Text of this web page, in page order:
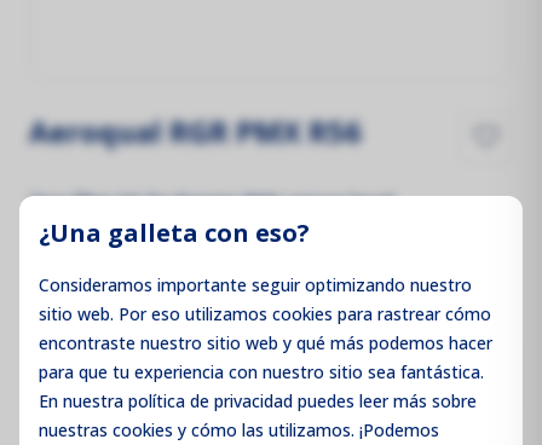
¿Una galleta con eso?
Consideramos importante seguir optimizando nuestro
sitio web. Por eso utilizamos cookies para rastrear cómo
encontraste nuestro sitio web y qué más podemos hacer
para que tu experiencia con nuestro sitio sea fantástica.
En nuestra política de privacidad puedes leer más sobre
nuestras cookies y cómo las utilizamos. ¡Podemos
Aeroqual RGR PMX R56
Zero filter kit for Ranger PMX sensor head
47,00 € Con IVA
Añadir al carrito